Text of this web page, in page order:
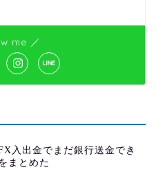
me ／
入出金でまだ銀行送金でき
まとめた